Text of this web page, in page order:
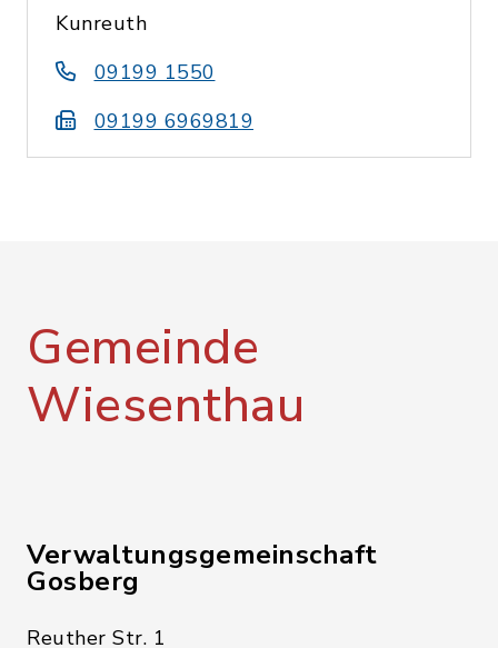
Kunreuth
09199 1550
09199 6969819
Gemeinde
Wiesenthau
Verwaltungsgemeinschaft
Gosberg
Reuther Str. 1